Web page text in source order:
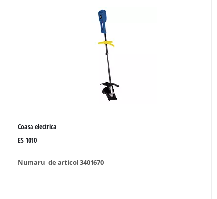
Coasa electrica
ES 1010
Numarul de articol 3401670